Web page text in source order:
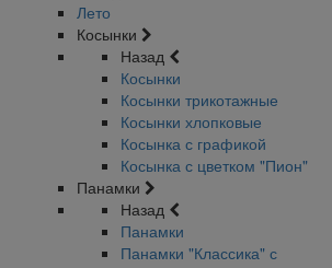
Лето
Косынки
Назад
Косынки
Косынки трикотажные
Косынки хлопковые
Косынка с графикой
Косынка с цветком "Пион"
Панамки
Назад
Панамки
Панамки "Классика" с